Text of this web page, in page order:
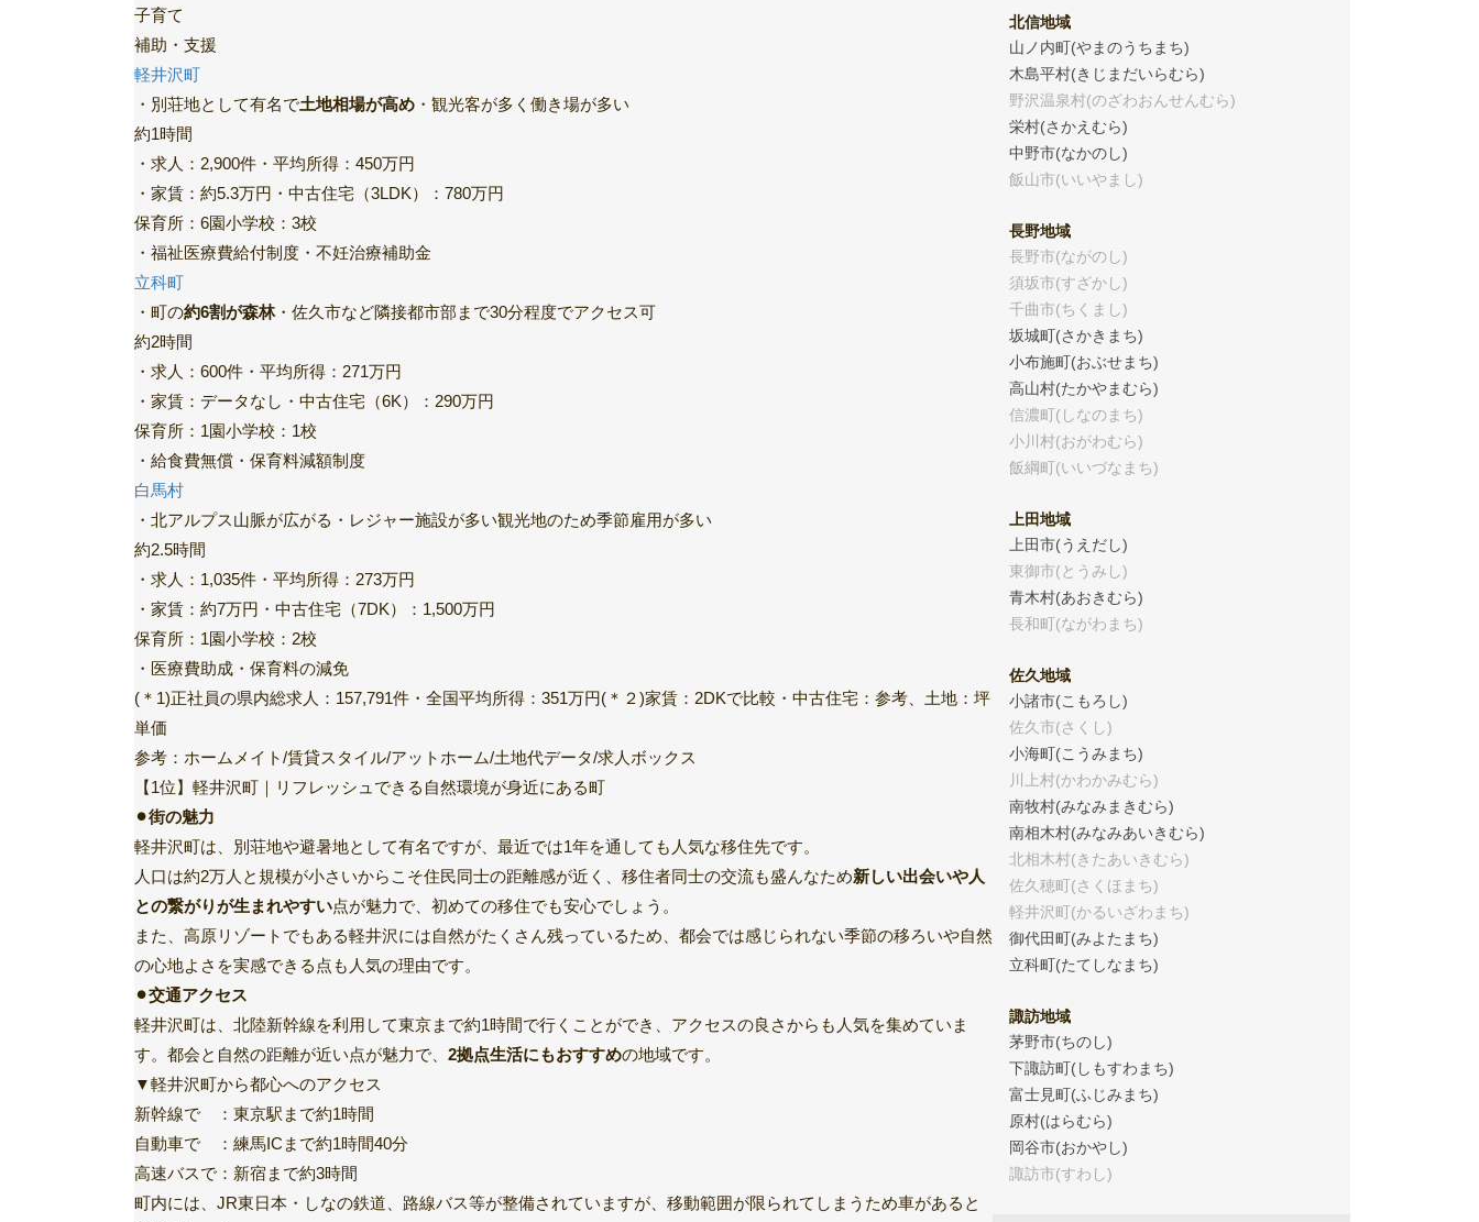
子育て
補助・支援
軽井沢町
・別荘地として有名で土地相場が高め ・観光客が多く働き場が多い
約1時間
・求人：2,900件・平均所得：450万円
・家賃：約5.3万円・中古住宅（3LDK）：780万円
保育所：6園小学校：3校
・福祉医療費給付制度・不妊治療補助金
立科町
・町の約6割が森林・佐久市など隣接都市部まで30分程度でアクセス可
約2時間
・求人：600件・平均所得：271万円
・家賃：データなし・中古住宅（6K）：290万円
保育所：1園小学校：1校
・給食費無償・保育料減額制度
白馬村
・北アルプス山脈が広がる・レジャー施設が多い観光地のため季節雇用が多い
約2.5時間
・求人：1,035件・平均所得：273万円
・家賃：約7万円・中古住宅（7DK）：1,500万円
保育所：1園小学校：2校
・医療費助成・保育料の減免
(＊1)正社員の県内総求人：157,791件・全国平均所得：351万円(＊２)家賃：2DKで比較・中古住宅：参考、土地：坪
単価
参考：ホームメイト/賃貸スタイル/アットホーム/土地代データ/求人ボックス
【1位】軽井沢町｜リフレッシュできる自然環境が身近にある町
⚫︎街の魅力
軽井沢町は、別荘地や避暑地として有名ですが、最近では1年を通しても人気な移住先です。
人口は約2万人と規模が小さいからこそ住民同士の距離感が近く、移住者同士の交流も盛んなため新しい出会いや人
との繋がりが生まれやすい点が魅力で、初めての移住でも安心でしょう。
また、高原リゾートでもある軽井沢には自然がたくさん残っているため、都会では感じられない季節の移ろいや自然
の心地よさを実感できる点も人気の理由です。
⚫︎交通アクセス
軽井沢町は、北陸新幹線を利用して東京まで約1時間で行くことができ、アクセスの良さからも人気を集めていま
す。都会と自然の距離が近い点が魅力で、 2拠点生活にもおすすめの地域です。
▼軽井沢町から都心へのアクセス
新幹線で ：東京駅まで約1時間
自動車で ：練馬ICまで約1時間40分
高速バスで：新宿まで約3時間
町内には、JR東日本・しなの鉄道、路線バス等が整備されていますが、移動範囲が限られてしまうため車があると
北信地域
山ノ内町(やまのうちまち)
木島平村(きじまだいらむら)
野沢温泉村(のざわおんせんむら)
栄村(さかえむら)
中野市(なかのし)
飯山市(いいやまし)
長野地域
長野市(ながのし)
須坂市(すざかし)
千曲市(ちくまし)
坂城町(さかきまち)
小布施町(おぶせまち)
高山村(たかやまむら)
信濃町(しなのまち)
小川村(おがわむら)
飯綱町(いいづなまち)
上田地域
上田市(うえだし)
東御市(とうみし)
青木村(あおきむら)
長和町(ながわまち)
佐久地域
小諸市(こもろし)
佐久市(さくし)
小海町(こうみまち)
川上村(かわかみむら)
南牧村(みなみまきむら)
南相木村(みなみあいきむら)
北相木村(きたあいきむら)
佐久穂町(さくほまち)
軽井沢町(かるいざわまち)
御代田町(みよたまち)
立科町(たてしなまち)
諏訪地域
茅野市(ちのし)
下諏訪町(しもすわまち)
富士見町(ふじみまち)
原村(はらむら)
岡谷市(おかやし)
諏訪市(すわし)